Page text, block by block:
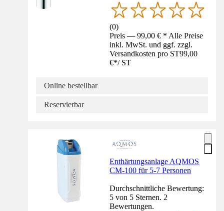
(0)
Preis — 99,00 € * Alle Preise
inkl. MwSt. und ggf. zzgl.
Versandkosten pro ST99,00
€*/ ST
Online bestellbar
Reservierbar
Enthärtungsanlage AQMOS
CM-100 für 5-7 Personen
Durchschnittliche Bewertung:
5 von 5 Sternen. 2
Bewertungen.